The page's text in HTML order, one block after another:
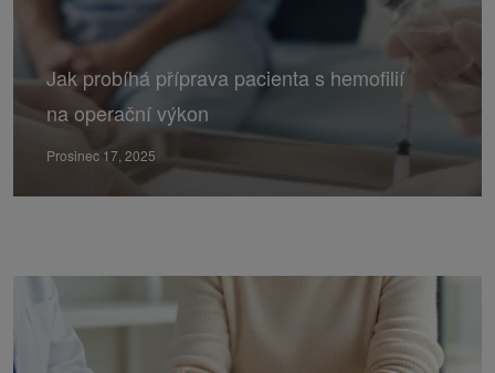
Jak probíhá příprava pacienta s hemofilií
na operační výkon
Prosinec 17, 2025